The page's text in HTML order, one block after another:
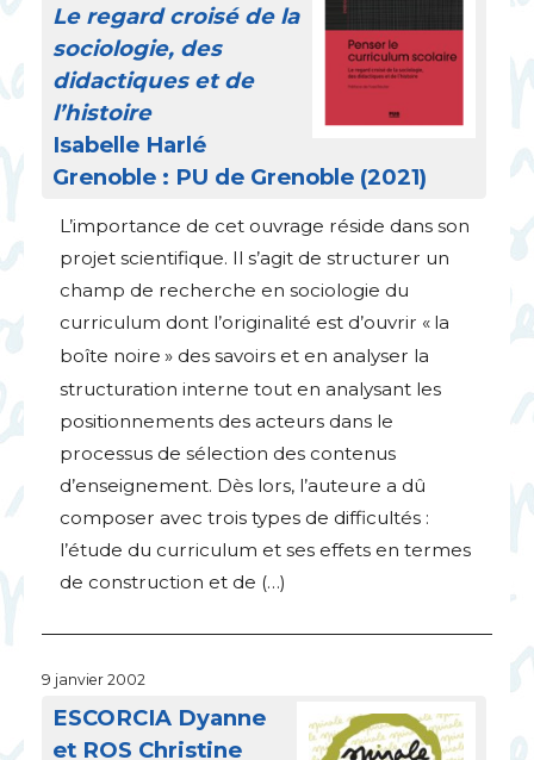
Le regard croisé de la
sociologie, des
didactiques et de
l’histoire
Isabelle Harlé
Grenoble : PU de Grenoble (2021)
L’importance de cet ouvrage réside dans son
projet scientifique. Il s’agit de structurer un
champ de recherche en sociologie du
curriculum dont l’originalité est d’ouvrir « la
boîte noire » des savoirs et en analyser la
structuration interne tout en analysant les
positionnements des acteurs dans le
processus de sélection des contenus
d’enseignement. Dès lors, l’auteure a dû
composer avec trois types de difficultés :
l’étude du curriculum et ses effets en termes
de construction et de (…)
9 janvier 2002
ESCORCIA Dyanne
et ROS Christine